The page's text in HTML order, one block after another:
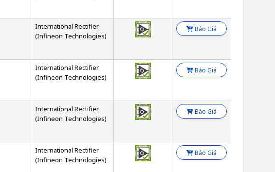
International Rectifier
(Infineon Technologies)
Báo Giá
International Rectifier
(Infineon Technologies)
Báo Giá
International Rectifier
(Infineon Technologies)
Báo Giá
International Rectifier
(Infineon Technologies)
Báo Giá